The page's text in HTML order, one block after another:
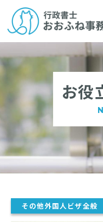
お役
その他外国人ビザ全般